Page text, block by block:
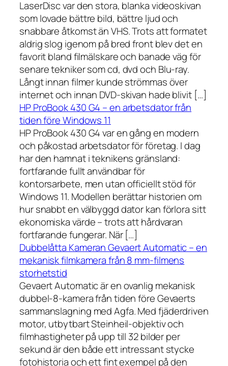
LaserDisc var den stora, blanka videoskivan
som lovade bättre bild, bättre ljud och
snabbare åtkomst än VHS. Trots att formatet
aldrig slog igenom på bred front blev det en
favorit bland filmälskare och banade väg för
senare tekniker som cd, dvd och Blu-ray.
Långt innan filmer kunde strömmas över
internet och innan DVD-skivan hade blivit […]
HP ProBook 430 G4 – en arbetsdator från
tiden före Windows 11
HP ProBook 430 G4 var en gång en modern
och påkostad arbetsdator för företag. I dag
har den hamnat i teknikens gränsland:
fortfarande fullt användbar för
kontorsarbete, men utan officiellt stöd för
Windows 11. Modellen berättar historien om
hur snabbt en välbyggd dator kan förlora sitt
ekonomiska värde – trots att hårdvaran
fortfarande fungerar. När […]
Dubbelåtta Kameran Gevaert Automatic – en
mekanisk filmkamera från 8 mm-filmens
storhetstid
Gevaert Automatic är en ovanlig mekanisk
dubbel-8-kamera från tiden före Gevaerts
sammanslagning med Agfa. Med fjäderdriven
motor, utbytbart Steinheil-objektiv och
filmhastigheter på upp till 32 bilder per
sekund är den både ett intressant stycke
fotohistoria och ett fint exempel på den